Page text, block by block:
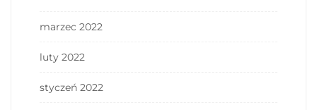
marzec 2022
luty 2022
styczeń 2022